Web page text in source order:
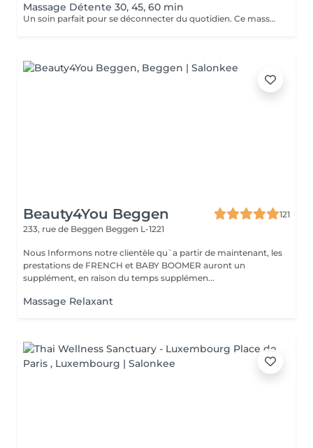
Massage Détente 30, 45, 60 min
Un soin parfait pour se déconnecter du quotidien. Ce massage aide à relâcher les muscles et à revitaliser votre corps et votre esprit.
Beauty4You Beggen
121
233, rue de Beggen Beggen L-1221
Nous Informons notre clientèle qu`a partir de maintenant, les
prestations de FRENCH et BABY BOOMER auront un
supplément, en raison du temps supplémen...
Massage Relaxant